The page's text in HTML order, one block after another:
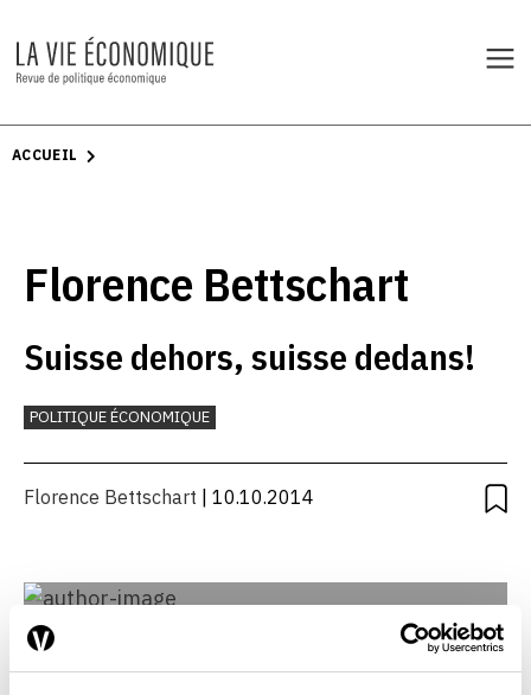
ACCUEIL
Florence Bettschart
Suisse dehors, suisse dedans!
POLITIQUE ÉCONOMIQUE
Florence Bettschart | 10.10.2014